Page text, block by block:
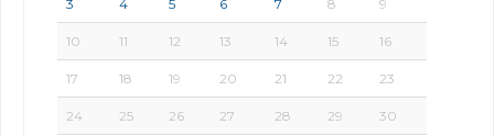
3 4 5 6 7 8 9
10 11 12 13 14 15 16
17 18 19 20 21 22 23
24 25 26 27 28 29 30